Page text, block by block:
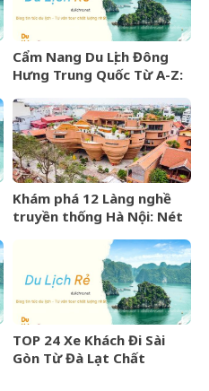
Cẩm Nang Du Lịch Đông
Hưng Trung Quốc Từ A-Z:
Trình Chi Tiết
Khám phá 12 Làng nghề
truyền thống Hà Nội: Nét
TOP 24 Xe Khách Đi Sài
Gòn Từ Đà Lạt Chất